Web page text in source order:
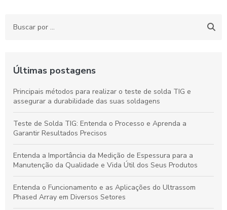
Últimas postagens
Principais métodos para realizar o teste de solda TIG e
assegurar a durabilidade das suas soldagens
Teste de Solda TIG: Entenda o Processo e Aprenda a
Garantir Resultados Precisos
Entenda a Importância da Medição de Espessura para a
Manutenção da Qualidade e Vida Útil dos Seus Produtos
Entenda o Funcionamento e as Aplicações do Ultrassom
Phased Array em Diversos Setores